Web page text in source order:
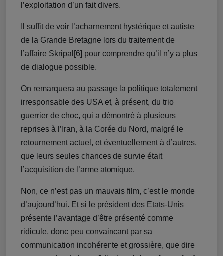
l’exploitation d’un fait divers.
Il suffit de voir l’acharnement hystérique et autiste
de la Grande Bretagne lors du traitement de
l’affaire Skripal[6] pour comprendre qu’il n’y a plus
de dialogue possible.
On remarquera au passage la politique totalement
irresponsable des USA et, à présent, du trio
guerrier de choc, qui a démontré à plusieurs
reprises à l’Iran, à la Corée du Nord, malgré le
retournement actuel, et éventuellement à d’autres,
que leurs seules chances de survie était
l’acquisition de l’arme atomique.
Non, ce n’est pas un mauvais film, c’est le monde
d’aujourd’hui. Et si le président des Etats-Unis
présente l’avantage d’être présenté comme
ridicule, donc peu convaincant par sa
communication incohérente et grossière, que dire